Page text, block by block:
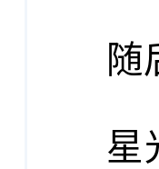
随
星